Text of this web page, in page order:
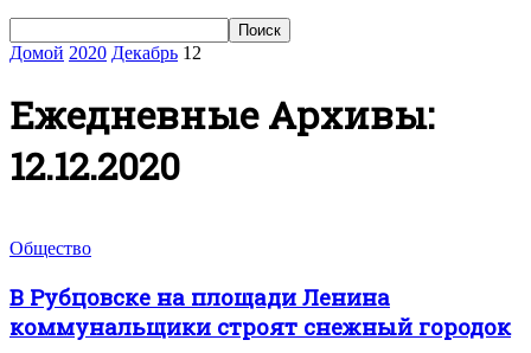
Домой 2020 Декабрь 12
Ежедневные Архивы:
12.12.2020
Общество
В Рубцовске на площади Ленина
коммунальщики строят снежный городок